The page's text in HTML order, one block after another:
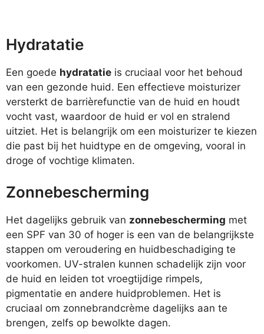
Hydratatie
Een goede hydratatie is cruciaal voor het behoud
van een gezonde huid. Een effectieve moisturizer
versterkt de barrièrefunctie van de huid en houdt
vocht vast, waardoor de huid er vol en stralend
uitziet. Het is belangrijk om een moisturizer te kiezen
die past bij het huidtype en de omgeving, vooral in
droge of vochtige klimaten.
Zonnebescherming
Het dagelijks gebruik van zonnebescherming met
een SPF van 30 of hoger is een van de belangrijkste
stappen om veroudering en huidbeschadiging te
voorkomen. UV-stralen kunnen schadelijk zijn voor
de huid en leiden tot vroegtijdige rimpels,
pigmentatie en andere huidproblemen. Het is
cruciaal om zonnebrandcrème dagelijks aan te
brengen, zelfs op bewolkte dagen.